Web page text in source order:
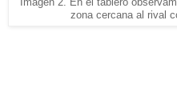
zona cercana al rival